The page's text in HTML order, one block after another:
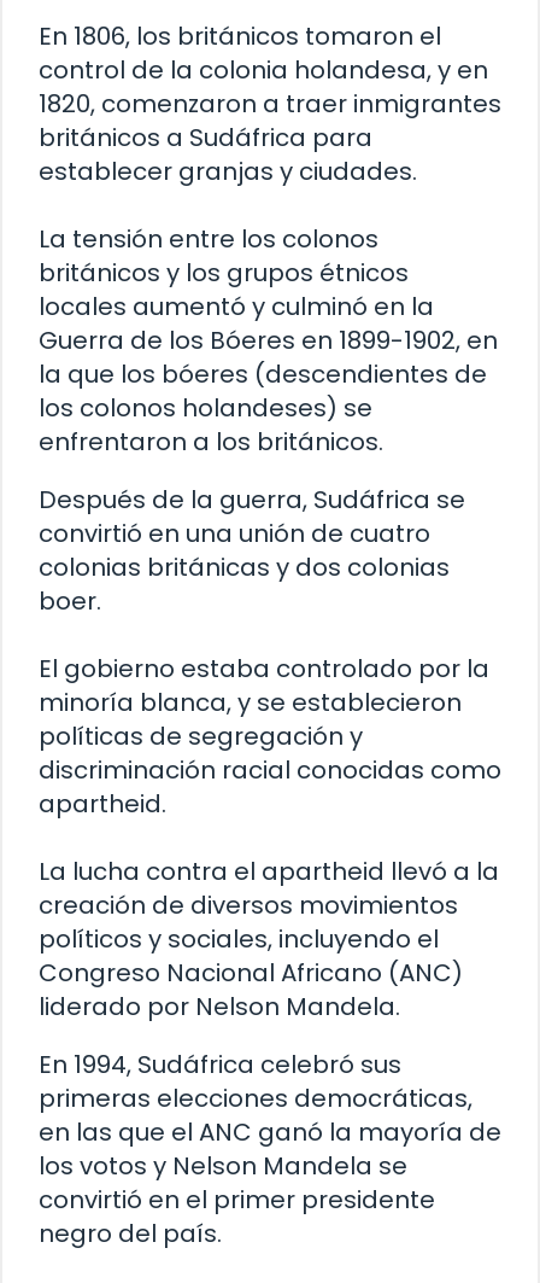
En 1806, los británicos tomaron el
control de la colonia holandesa, y en
1820, comenzaron a traer inmigrantes
británicos a Sudáfrica para
establecer granjas y ciudades.
La tensión entre los colonos
británicos y los grupos étnicos
locales aumentó y culminó en la
Guerra de los Bóeres en 1899-1902, en
la que los bóeres (descendientes de
los colonos holandeses) se
enfrentaron a los británicos.
Después de la guerra, Sudáfrica se
convirtió en una unión de cuatro
colonias británicas y dos colonias
boer.
El gobierno estaba controlado por la
minoría blanca, y se establecieron
políticas de segregación y
discriminación racial conocidas como
apartheid.
La lucha contra el apartheid llevó a la
creación de diversos movimientos
políticos y sociales, incluyendo el
Congreso Nacional Africano (ANC)
liderado por Nelson Mandela.
En 1994, Sudáfrica celebró sus
primeras elecciones democráticas,
en las que el ANC ganó la mayoría de
los votos y Nelson Mandela se
convirtió en el primer presidente
negro del país.